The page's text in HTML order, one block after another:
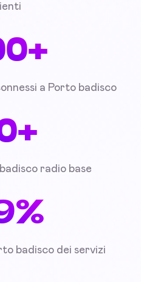
a Porto badisco
radio base
badisco dei servizi